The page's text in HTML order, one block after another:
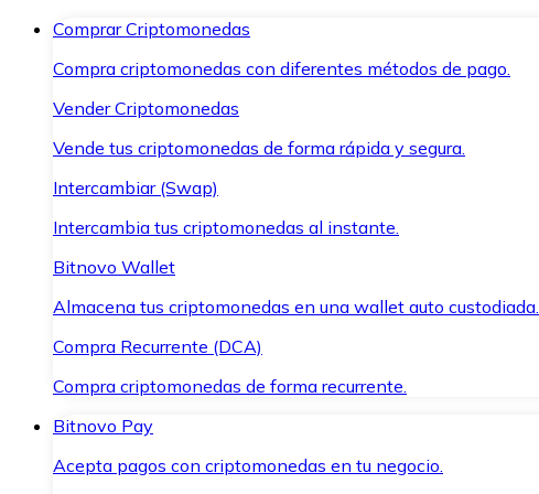
Comprar Criptomonedas
Compra criptomonedas con diferentes métodos de pago.
Vender Criptomonedas
Vende tus criptomonedas de forma rápida y segura.
Intercambiar (Swap)
Intercambia tus criptomonedas al instante.
Bitnovo Wallet
Almacena tus criptomonedas en una wallet auto custodiada.
Compra Recurrente (DCA)
Compra criptomonedas de forma recurrente.
Bitnovo Pay
Acepta pagos con criptomonedas en tu negocio.